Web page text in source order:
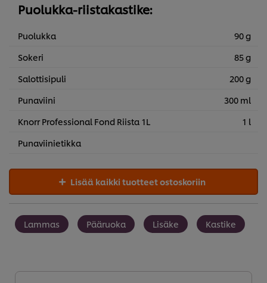
Puolukka-riistakastike:
Puolukka
90 g
Sokeri
85 g
Salottisipuli
200 g
Punaviini
300 ml
Knorr Professional Fond Riista 1L
1 l
Punaviinietikka
Lisää kaikki tuotteet ostoskoriin
Lammas Pääruoka Lisäke Kastike